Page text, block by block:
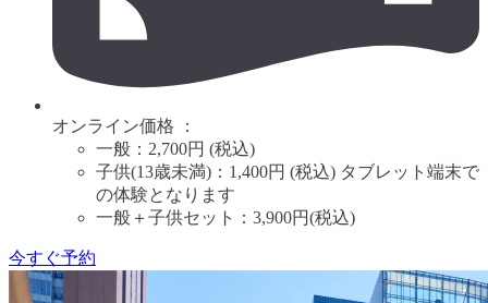
オンライン価格 ：
一般：2,700円 (税込)
子供(13歳未満)：1,400円 (税込) タブレット端末で
の体験となります
一般＋子供セット：3,900円(税込)
今すぐ予約